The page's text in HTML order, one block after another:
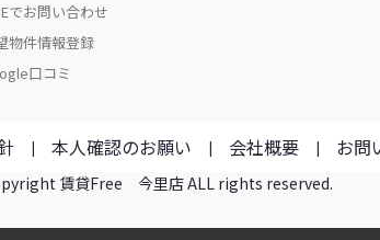
でお問い合わせ
物件情報登録
口コミ
本人確認のお願い 会社概要 お問
賃貸Free 今里店 ALL rights reserved.